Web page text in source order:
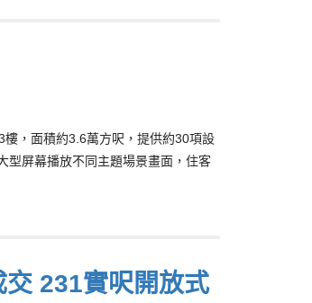
，面積約3.6萬方呎，提供約30項設
型屏幕播放不同主題場景畫面，住客
231實呎開放式